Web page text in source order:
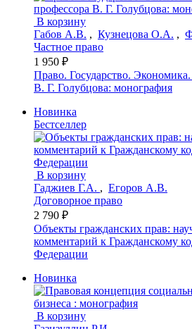
В корзину
Габов А.В. , Кузнецова О.А. ,
Частное право
1 950 ₽
Право. Государство.
В. Г. Голубцова: монография
Новинка
Бестселлер
В корзину
Гаджиев Г.А. , Егоров А.В.
Договорное право
2 790 ₽
Объекты гражданских прав:
комментарий к Гражданскому
Федерации
Новинка
В корзину